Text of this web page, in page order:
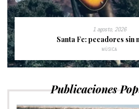
1 agosto, 2026
Santa Fe: pecadores sin
MÚSICA
Publicaciones